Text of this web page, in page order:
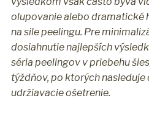
olupovanie alebo dramatické
na sile peelingu. Pre
dosiahnutie najlepších
séria peelingov v priebehu
týždňov, po ktorých
udržiavacie ošetrenie.